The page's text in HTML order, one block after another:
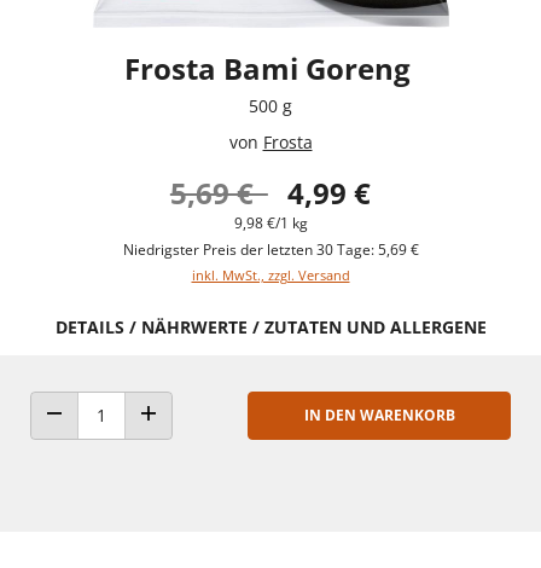
Frosta Bami Goreng
500 g
von Frosta
5,69 € 4,99 €
9,98 €/1 kg
Niedrigster Preis der letzten 30 Tage: 5,69 €
inkl. MwSt., zzgl. Versand
DETAILS / NÄHRWERTE / ZUTATEN UND ALLERGENE
ANZAHL VERRINGERNANZAHL ERHÖHEN
IN DEN WARENKORB